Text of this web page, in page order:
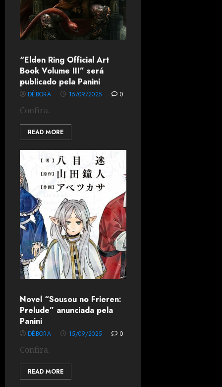
“Elden Ring Official Art
Book Volume III” será
publicado pela Panini
DÉBORA 15/09/2025 0
Confira.
READ MORE
Novel “Sousou no Frieren:
Prelude” anunciada pela
Panini
DÉBORA 15/09/2025 0
Confira.
READ MORE